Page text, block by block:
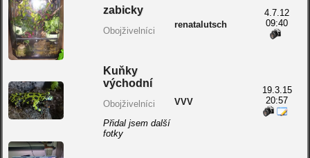
zabicky
Obojživelníci
renatalutsch
4.7.12
09:40
Kuňky
východní
Obojživelníci
Přidal jsem další
fotky
VVV
19.3.15
20:57